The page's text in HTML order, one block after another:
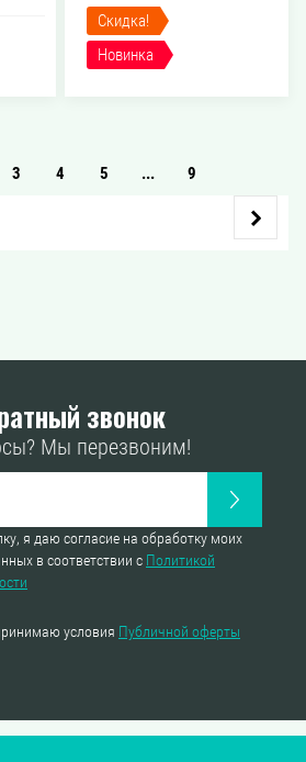
Скидка!
Новинка
3 4 5 ... 9
звонок
Мы перезвоним!
я даю согласие на обработку моих
в соответствии с Политикой
условия Публичной оферты